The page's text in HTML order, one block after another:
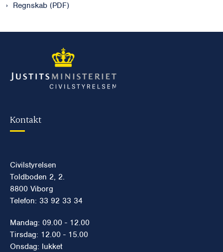
Regnskab (PDF)
Kontakt
Civilstyrelsen
Toldboden 2, 2.
8800 Viborg
Telefon: 33 92 33 34
Mandag: 09.00 - 12.00
Tirsdag: 12.00 - 15.00
Onsdag: lukket